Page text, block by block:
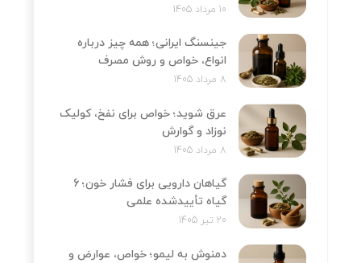
10 مرداد 1405
جینسنگ ایرانی؛ همه چیز درباره
انواع، خواص و روش مصرف
8 مرداد 1405
عرق شوید؛ خواص برای نفخ، کولیک
نوزاد و گوارش
8 مرداد 1405
گیاهان دارویی برای فشار خون؛ 6
گیاه تأییدشده علمی
20 تیر 1405
دمنوش به لیمو؛ خواص، عوارض و